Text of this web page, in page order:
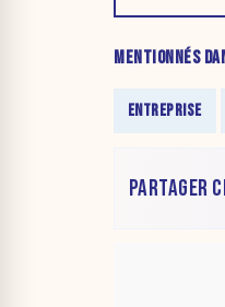
MENTIONNÉS
ENTREPRISE
PARTAGER